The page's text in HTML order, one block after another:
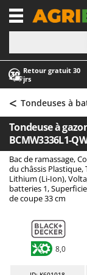
Retour gratuit 30
jrs
-1
A
Abris de
Aérateurs
Aspirateurs
Aspirateurs
Aspirateurs
Aspirateurs
Atomiseurs
A
AgriEuro
AgriEuro
AGT
Aima
Airmec
AL-KO
Alce
Alpina
< Tondeuses à
Tondeuse à
BCMW3336L1-
Bac de ramassage,
du châssis
Lithium (Li-Ion),
batteries 1,
de coupe 33 cm
8,0